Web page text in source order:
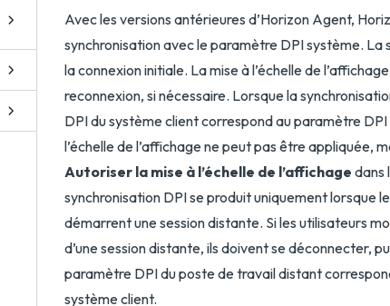
Avec les versions antérieures d’Horizon Agent,
synchronisation avec le paramètre DPI système. La
la connexion initiale. La mise à l’échelle de
reconnexion, si nécessaire. Lorsque la
DPI du système client correspond au paramètre
l’échelle de l’affichage ne peut pas être appliquée,
Autoriser la mise à l’échelle de l’affichage dans
synchronisation DPI se produit uniquement lorsque
démarrent une session distante. Si les utilisateurs
d’une session distante, ils doivent se déconnecter,
paramètre DPI du poste de travail distant
système client.